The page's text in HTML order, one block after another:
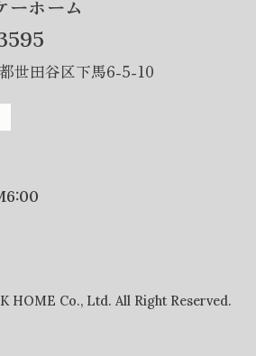
ーホーム
世田谷区下馬6-5-10
HOME Co., Ltd. All Right Reserved.